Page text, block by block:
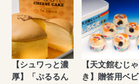
【シュワっと濃
厚】「ぷるるん
【天文館むじゃ
き】贈答用ベビ